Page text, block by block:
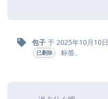
包子 于 2025年10月10日
已删除 标签。